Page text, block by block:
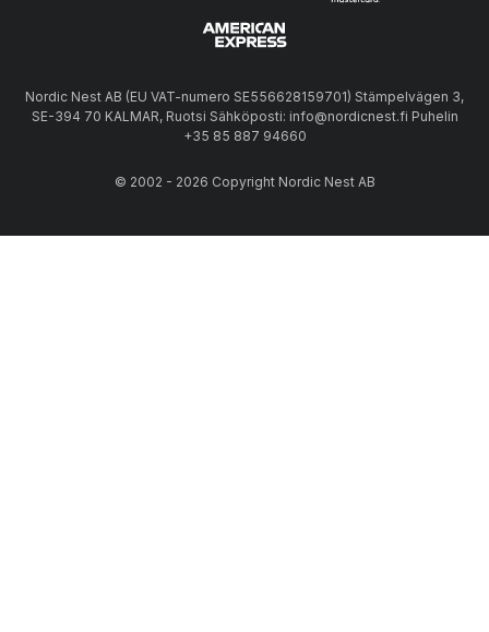
Nordic Nest AB (EU VAT-numero SE556628159701) Stämpelvägen 3,
SE-394 70 KALMAR, Ruotsi Sähköposti: info@nordicnest.fi Puhelin
+35 85 887 94660
© 2002 - 2026 Copyright Nordic Nest AB